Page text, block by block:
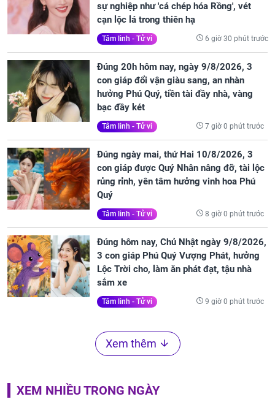
sự nghiệp như 'cá chép hóa Rồng', vét
cạn lộc lá trong thiên hạ
Tâm linh - Tử vi 6 giờ 30 phút trước
Đúng 20h hôm nay, ngày 9/8/2026, 3
con giáp đổi vận giàu sang, an nhàn
hưởng Phú Quý, tiền tài đầy nhà, vàng
bạc đầy két
Tâm linh - Tử vi 7 giờ 0 phút trước
Đúng ngày mai, thứ Hai 10/8/2026, 3
con giáp được Quý Nhân nâng đỡ, tài lộc
rủng rỉnh, yên tâm hưởng vinh hoa Phú
Quý
Tâm linh - Tử vi 8 giờ 0 phút trước
Đúng hôm nay, Chủ Nhật ngày 9/8/2026,
3 con giáp Phú Quý Vượng Phát, hưởng
Lộc Trời cho, làm ăn phát đạt, tậu nhà
sắm xe
Tâm linh - Tử vi 9 giờ 0 phút trước
Xem thêm
XEM NHIỀU TRONG NGÀY